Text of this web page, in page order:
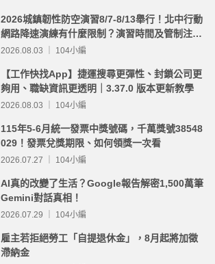
2026城鎮韌性防空演習8/7-8/13舉行！北中行動
網路降速演練有什麼限制？演習時間及管制注意
事項整理
2026.08.03 ｜ 104小編
【工作快找App】捷運搜尋更彈性、封鎖公司更
夠用、職缺資訊更透明｜3.37.0 版本更新教學
2026.08.03 ｜ 104小編
115年5-6月統一發票中獎號碼，千萬獎號38548
029！發票兌獎期限、如何領獎一次看
2026.07.27 ｜ 104小編
AI真的改變了生活？Google報告解密1,500萬筆
Gemini對話真相！
2026.07.29 ｜ 104小編
雇主若拒絕勞工「自提退休金」，8月起將加徵
滯納金